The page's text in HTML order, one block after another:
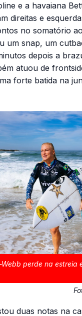
e a havaiana
direitas e
no somatório
um snap, um
depois a
atuou de
forte batida na
perde na estreia
duas notas na